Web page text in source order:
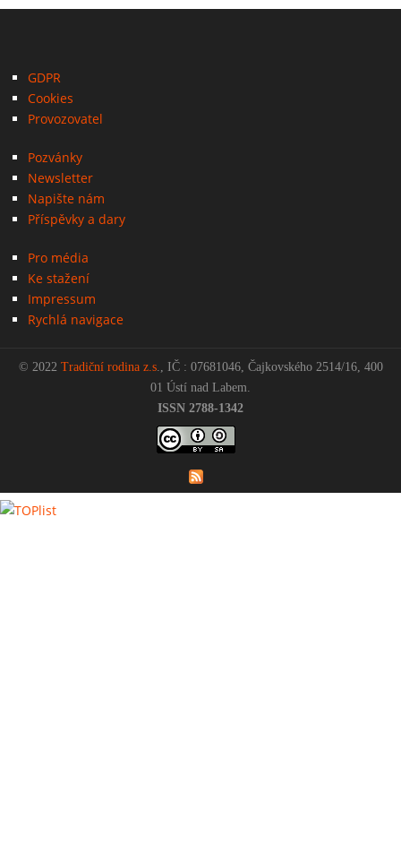
GDPR
Cookies
Provozovatel
Pozvánky
Newsletter
Napište nám
Příspěvky a dary
Pro média
Ke stažení
Impressum
Rychlá navigace
© 2022 Tradiční rodina z.s., IČ : 07681046, Čajkovského 2514/16, 400
01 Ústí nad Labem.
ISSN 2788-1342